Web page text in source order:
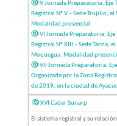
V Jornada Preparatoria. Eje
Registral N° V – Sede Trujillo,
Modalidad presencial.
VI Jornada Preparatoria. Eje
Registral N° XIII – Sede Tacna,
Moquegua. Modalidad
VII Jornada Preparatoria.
Organizada por la Zona
de 2019, en la ciudad de
XVI Cader Sunarp
El sistema registral y su